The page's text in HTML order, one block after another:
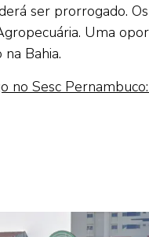
ser prorrogado.
Uma
Bahia.
no Sesc